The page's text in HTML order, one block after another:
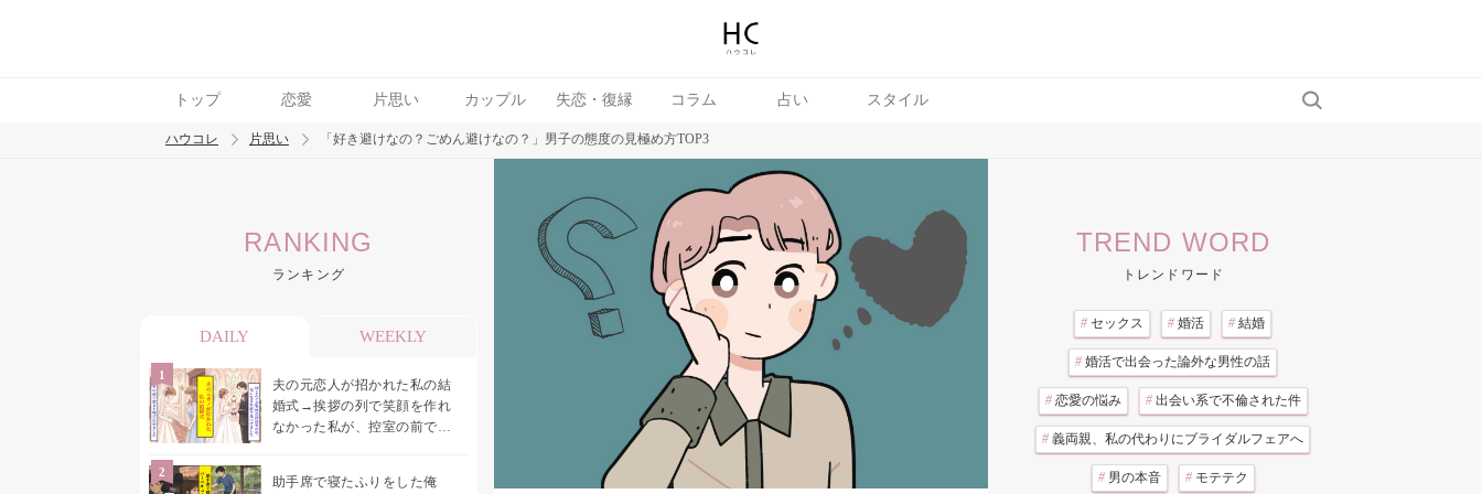
トップ 恋愛 片思い カップル 失恋・復縁 コラム 占い スタイル
トレンド ワード
ハウコレ 片思い 「好き避けなの？ごめん避けなの？」男子の態度の見極め方TOP3
RANKING
ランキング
DAILY WEEKLY
夫の元恋人が招かれた私の結
婚式→挨拶の列で笑顔を作れ
なかった私が、控室の前で彼
助手席で寝たふりをした俺
TREND WORD
トレンドワード
# セックス # 婚活 # 結婚
# 婚活で出会った論外な男性の話
# 恋愛の悩み # 出会い系で不倫された件
# 義両親、私の代わりにブライダルフェアへ
# 男の本音 # モテテク